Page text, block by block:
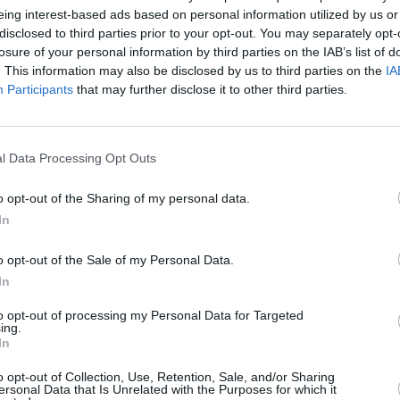
interest-based ads based on personal information utilized by us
to third parties prior to your opt-out. You may separately
of your personal information by third parties on the IAB’s list of
This information may also be disclosed by us to third parties on the
Participants that may further disclose it to other third parties.
Data Processing Opt Outs
opt-out of the Sharing of my personal data.
opt-out of the Sale of my Personal Data.
opt-out of processing my Personal Data for Targeted
opt-out of Collection, Use, Retention, Sale, and/or Sharing
Data that Is Unrelated with the Purposes for which it
Begawanissa 10 vuoden
Mikä on Bandar Seri Begawanin tavanomainen lämpötila
2011
28 ℃ 25 ℃
32 ℃